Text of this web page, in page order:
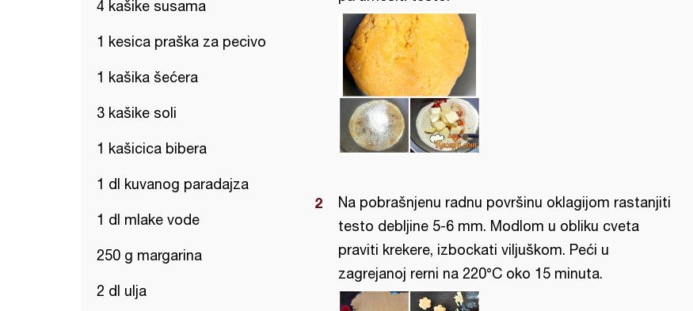
4 kašike susama
1 kesica praška za pecivo
1 kašika šećera
3 kašike soli
1 kašicica bibera
1 dl kuvanog paradajza
1 dl mlake vode
250 g margarina
2 dl ulja
Na pobrašnjenu radnu površinu oklagijom rastanjiti
testo debljine 5-6 mm. Modlom u obliku cveta
praviti krekere, izbockati viljuškom. Peći u
zagrejanoj rerni na 220°C oko 15 minuta.